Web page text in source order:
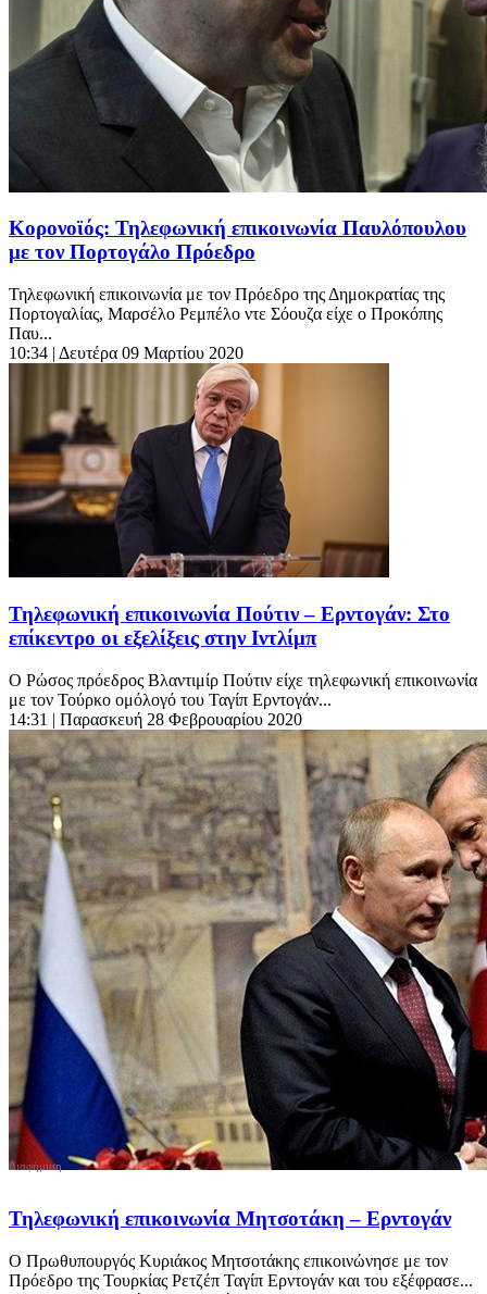
Κορονοϊός: Τηλεφωνική επικοινωνία Παυλόπουλου
με τον Πορτογάλο Πρόεδρο
Τηλεφωνική επικοινωνία με τον Πρόεδρο της Δημοκρατίας της
Πορτογαλίας, Μαρσέλο Ρεμπέλο ντε Σόουζα είχε ο Προκόπης
Παυ...
10:34 | Δευτέρα 09 Μαρτίου 2020
Τηλεφωνική επικοινωνία Πούτιν – Ερντογάν: Στο
επίκεντρο οι εξελίξεις στην Ιντλίμπ
O Ρώσος πρόεδρος Βλαντιμίρ Πούτιν είχε τηλεφωνική επικοινωνία
με τον Τούρκο ομόλογό του Ταγίπ Ερντογάν...
14:31 | Παρασκευή 28 Φεβρουαρίου 2020
Τηλεφωνική επικοινωνία Μητσοτάκη – Ερντογάν
Ο Πρωθυπουργός Κυριάκος Μητσοτάκης επικοινώνησε με τον
Πρόεδρο της Τουρκίας Ρετζέπ Ταγίπ Ερντογάν και του εξέφρασε...